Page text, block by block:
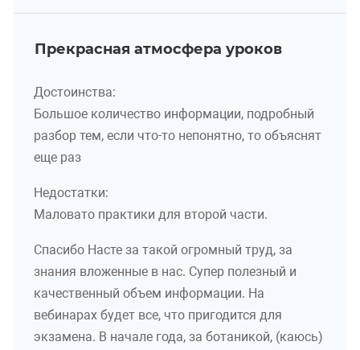
Прекрасная атмосфера уроков
Достоинства:
Большое количество информации, подробный
разбор тем, если что-то непонятно, то объяснят
еще раз
Недостатки:
Маловато практики для второй части.
Спасибо Насте за такой огромный труд, за
знания вложенные в нас. Супер полезный и
качественный объем информации. На
вебинарах будет все, что пригодится для
экзамена. В начале года, за ботаникой, (каюсь)